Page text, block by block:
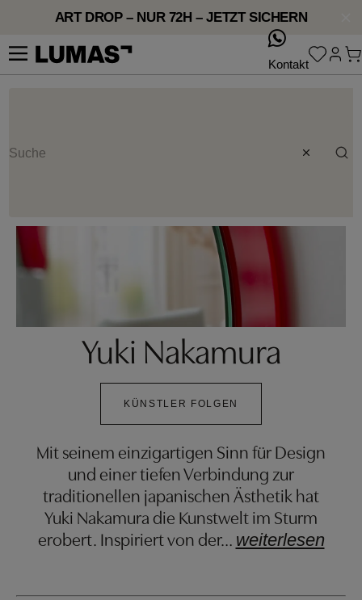
ART DROP – NUR 72H – JETZT SICHERN
Kontakt
Yuki Nakamura
KÜNSTLER FOLGEN
Mit seinem einzigartigen Sinn für Design
und einer tiefen Verbindung zur
traditionellen japanischen Ästhetik hat
Yuki Nakamura die Kunstwelt im Sturm
erobert. Inspiriert von der… weiterlesen